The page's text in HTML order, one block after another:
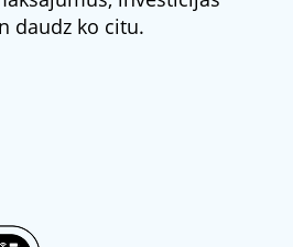
daudz ko citu.